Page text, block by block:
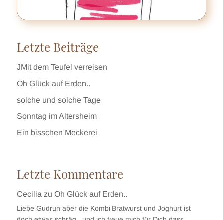
Letzte Beiträge
JMit dem Teufel verreisen
Oh Glück auf Erden..
solche und solche Tage
Sonntag im Altersheim
Ein bisschen Meckerei
Letzte Kommentare
Cecilia zu Oh Glück auf Erden..
Liebe Gudrun aber die Kombi Bratwurst und Joghurt ist